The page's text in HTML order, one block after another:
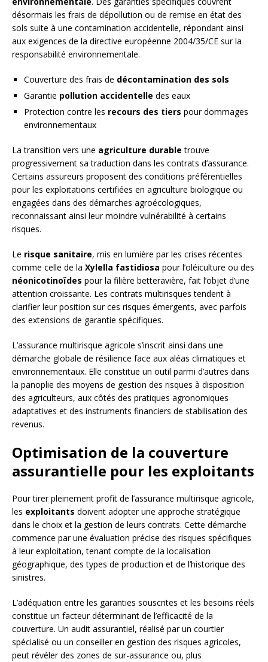
désormais les frais de dépollution ou de remise en état des
sols suite à une contamination accidentelle, répondant ainsi
aux exigences de la directive européenne 2004/35/CE sur la
responsabilité environnementale.
Couverture des frais de décontamination des sols
Garantie pollution accidentelle des eaux
Protection contre les recours des tiers pour dommages
environnementaux
La transition vers une agriculture durable trouve
progressivement sa traduction dans les contrats d’assurance.
Certains assureurs proposent des conditions préférentielles
pour les exploitations certifiées en agriculture biologique ou
engagées dans des démarches agroécologiques,
reconnaissant ainsi leur moindre vulnérabilité à certains
risques.
Le risque sanitaire, mis en lumière par les crises récentes
comme celle de la Xylella fastidiosa pour l’oléiculture ou des
néonicotinoïdes pour la filière betteravière, fait l’objet d’une
attention croissante. Les contrats multirisques tendent à
clarifier leur position sur ces risques émergents, avec parfois
des extensions de garantie spécifiques.
L’assurance multirisque agricole s’inscrit ainsi dans une
démarche globale de résilience face aux aléas climatiques et
environnementaux. Elle constitue un outil parmi d’autres dans
la panoplie des moyens de gestion des risques à disposition
des agriculteurs, aux côtés des pratiques agronomiques
adaptatives et des instruments financiers de stabilisation des
revenus.
Optimisation de la couverture
assurantielle pour les exploitants
Pour tirer pleinement profit de l’assurance multirisque agricole,
les exploitants doivent adopter une approche stratégique
dans le choix et la gestion de leurs contrats. Cette démarche
commence par une évaluation précise des risques spécifiques
à leur exploitation, tenant compte de la localisation
géographique, des types de production et de l’historique des
sinistres.
L’adéquation entre les garanties souscrites et les besoins réels
constitue un facteur déterminant de l’efficacité de la
couverture. Un audit assurantiel, réalisé par un courtier
spécialisé ou un conseiller en gestion des risques agricoles,
peut révéler des zones de sur-assurance ou, plus